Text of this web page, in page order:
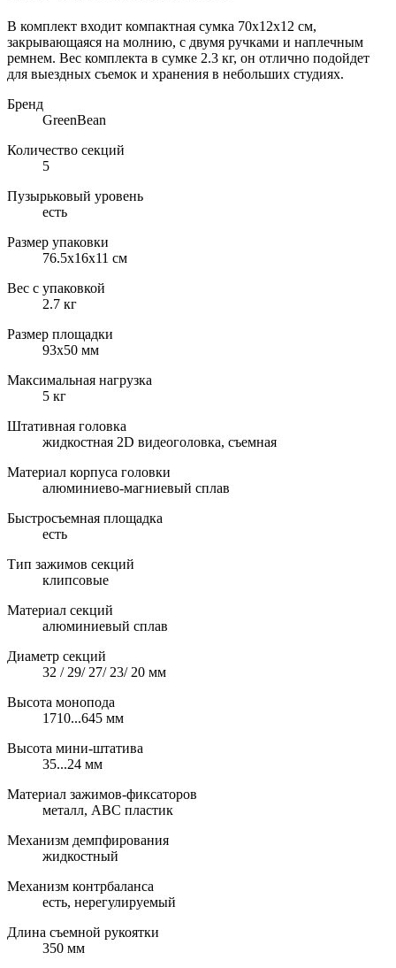
В комплект входит компактная сумка 70х12х12 см,
закрывающаяся на молнию, с двумя ручками и наплечным
ремнем. Вес комплекта в сумке 2.3 кг, он отлично подойдет
для выездных съемок и хранения в небольших студиях.
Бренд
GreenBean
Количество секций
5
Пузырьковый уровень
есть
Размер упаковки
76.5х16х11 см
Вес с упаковкой
2.7 кг
Размер площадки
93х50 мм
Максимальная нагрузка
5 кг
Штативная головка
жидкостная 2D видеоголовка, съемная
Материал корпуса головки
алюминиево-магниевый сплав
Быстросъемная площадка
есть
Тип зажимов секций
клипсовые
Материал секций
алюминиевый сплав
Диаметр секций
32 / 29/ 27/ 23/ 20 мм
Высота монопода
1710...645 мм
Высота мини-штатива
35...24 мм
Материал зажимов-фиксаторов
металл, ABC пластик
Механизм демпфирования
жидкостный
Механизм контрбаланса
есть, нерегулируемый
Длина съемной рукоятки
350 мм